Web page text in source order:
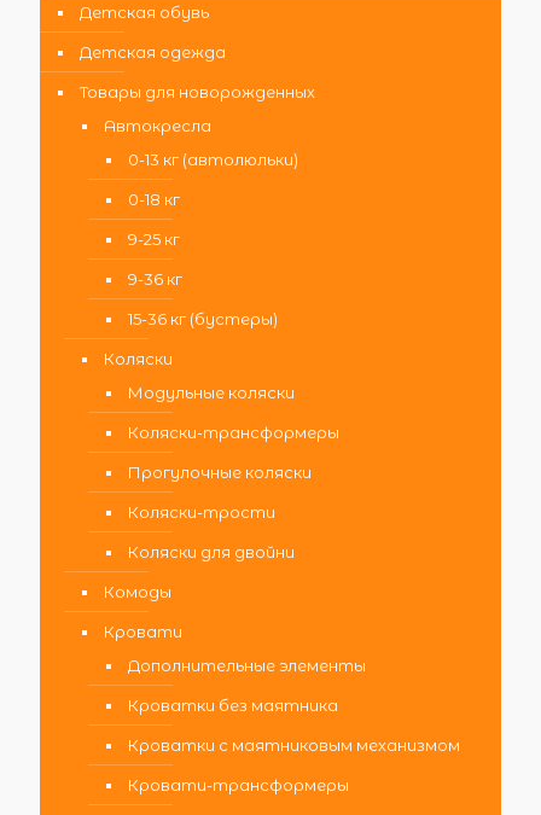
Детская обувь
Детская одежда
Товары для новорожденных
Автокресла
0-13 кг (автолюльки)
0-18 кг
9-25 кг
9-36 кг
15-36 кг (бустеры)
Коляски
Модульные коляски
Коляски-трансформеры
Прогулочные коляски
Коляски-трости
Коляски для двойни
Комоды
Кровати
Дополнительные элементы
Кроватки без маятника
Кроватки с маятниковым механизмом
Кровати-трансформеры